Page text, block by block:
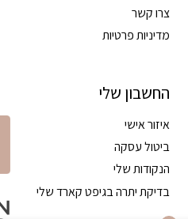
צרו קשר
מדיניות פרטיות
החשבון שלי
איזור אישי
ביטול עסקה
הנקודות שלי
בדיקת יתרה בגיפט קארד שלי